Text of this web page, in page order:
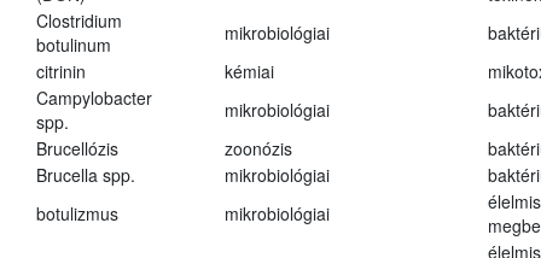
Clostridium
botulinum
mikrobiológiai
citrinin
kémiai
Campylobacter
spp.
mikrobiológiai
Brucellózis
zoonózis
Brucella spp.
mikrobiológiai
botulizmus
mikrobiológiai